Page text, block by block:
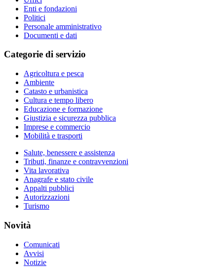
Enti e fondazioni
Politici
Personale amministrativo
Documenti e dati
Categorie di servizio
Agricoltura e pesca
Ambiente
Catasto e urbanistica
Cultura e tempo libero
Educazione e formazione
Giustizia e sicurezza pubblica
Imprese e commercio
Mobilità e trasporti
Salute, benessere e assistenza
Tributi, finanze e contravvenzioni
Vita lavorativa
Anagrafe e stato civile
Appalti pubblici
Autorizzazioni
Turismo
Novità
Comunicati
Avvisi
Notizie